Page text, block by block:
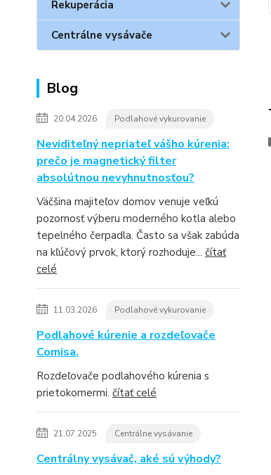
Rekuperácia
Centrálne vysávače
Blog
20.04.2026 Podlahové vykurovanie
Neviditeľný nepriateľ vášho kúrenia:
prečo je magnetický filter
absolútnou nevyhnutnosťou?
Väčšina majiteľov domov venuje veľkú
pozornosť výberu moderného kotla alebo
tepelného čerpadla. Často sa však zabúda
na kľúčový prvok, ktorý rozhoduje... čítať
celé
11.03.2026 Podlahové vykurovanie
Podlahové kúrenie a rozdeľovače
Comisa.
Rozdeľovače podlahového kúrenia s
prietokomermi. čítať celé
21.07.2025 Centrálne vysávanie
Centrálny vysávač, aké sú výhody?